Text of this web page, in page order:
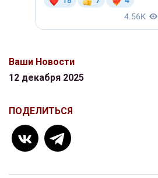
Ваши Новости
12 декабря 2025
ПОДЕЛИТЬСЯ